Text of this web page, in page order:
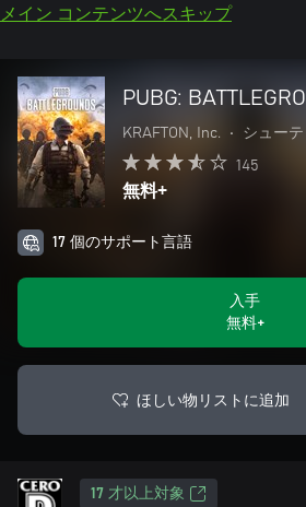
メイン コンテンツへスキップ
PUBG:
KRAFTON, Inc. • シュー
145
無料+
17 個のサポート言語
入手
無料+
ほしい物リストに追加
17 才以上対象